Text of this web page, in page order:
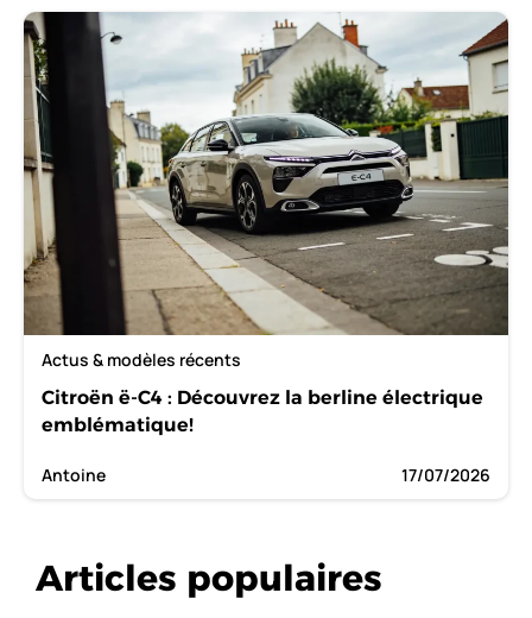
Actus & modèles récents
Citroën ë-C4 : Découvrez la berline électrique
emblématique!
Antoine 17/07/2026
Articles populaires